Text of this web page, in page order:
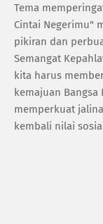
Tema
Cintai Negerimu"
pikiran dan
Semangat
kita harus
kemajuan
memperkuat
kembali nilai